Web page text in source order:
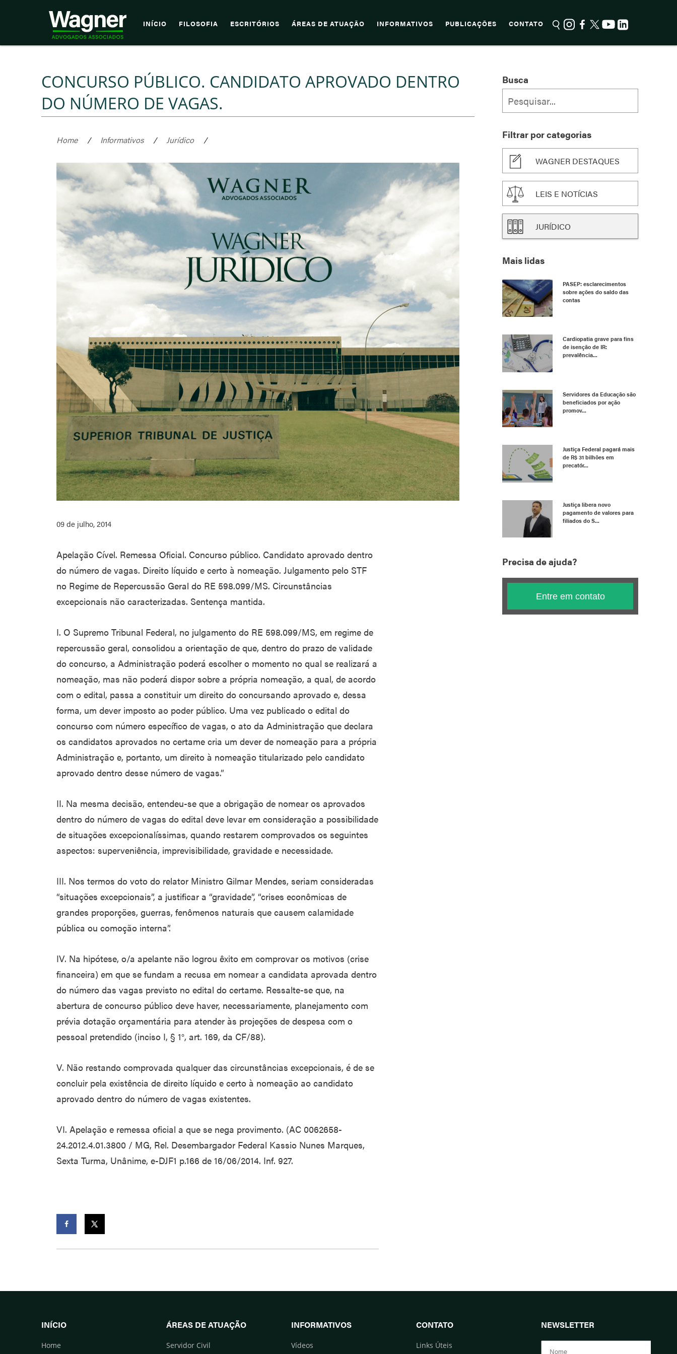
INÍCIO FILOSOFIA ESCRITÓRIOS ÁREAS DE ATUAÇÃO INFORMATIVOS PUBLICAÇÕES CONTATO
CONCURSO PÚBLICO. CANDIDATO APROVADO DENTRO
DO NÚMERO DE VAGAS.
Home / Informativos / Jurídico /
09 de julho, 2014
Apelação Cível. Remessa Oficial. Concurso público. Candidato aprovado dentro
do número de vagas. Direito líquido e certo à nomeação. Julgamento pelo STF
no Regime de Repercussão Geral do RE 598.099/MS. Circunstâncias
excepcionais não caracterizadas. Sentença mantida.
I. O Supremo Tribunal Federal, no julgamento do RE 598.099/MS, em regime de
repercussão geral, consolidou a orientação de que, dentro do prazo de validade
do concurso, a Administração poderá escolher o momento no qual se realizará a
nomeação, mas não poderá dispor sobre a própria nomeação, a qual, de acordo
com o edital, passa a constituir um direito do concursando aprovado e, dessa
forma, um dever imposto ao poder público. Uma vez publicado o edital do
concurso com número específico de vagas, o ato da Administração que declara
os candidatos aprovados no certame cria um dever de nomeação para a própria
Administração e, portanto, um direito à nomeação titularizado pelo candidato
aprovado dentro desse número de vagas.”
II. Na mesma decisão, entendeu-se que a obrigação de nomear os aprovados
dentro do número de vagas do edital deve levar em consideração a possibilidade
de situações excepcionalíssimas, quando restarem comprovados os seguintes
aspectos: superveniência, imprevisibilidade, gravidade e necessidade.
III. Nos termos do voto do relator Ministro Gilmar Mendes, seriam consideradas
“situações excepcionais”, a justificar a “gravidade”, “crises econômicas de
grandes proporções, guerras, fenômenos naturais que causem calamidade
pública ou comoção interna”.
IV. Na hipótese, o/a apelante não logrou êxito em comprovar os motivos (crise
financeira) em que se fundam a recusa em nomear a candidata aprovada dentro
do número das vagas previsto no edital do certame. Ressalte-se que, na
abertura de concurso público deve haver, necessariamente, planejamento com
prévia dotação orçamentária para atender às projeções de despesa com o
pessoal pretendido (inciso I, § 1°, art. 169, da CF/88).
V. Não restando comprovada qualquer das circunstâncias excepcionais, é de se
concluir pela existência de direito líquido e certo à nomeação ao candidato
aprovado dentro do número de vagas existentes.
VI. Apelação e remessa oficial a que se nega provimento. (AC 0062658-
24.2012.4.01.3800 / MG, Rel. Desembargador Federal Kassio Nunes Marques,
Sexta Turma, Unânime, e-DJF1 p.166 de 16/06/2014. Inf. 927.
Busca
Filtrar por categorias
WAGNER DESTAQUES
LEIS E NOTÍCIAS
JURÍDICO
Mais lidas
PASEP: esclarecimentos
sobre ações do saldo das
contas
Cardiopatia grave para fins
de isenção de IR:
prevalência...
Servidores da Educação são
beneficiados por ação
promov...
Justiça Federal pagará mais
de R$ 31 bilhões em
precatór...
Justiça libera novo
pagamento de valores para
filiados do S...
Precisa de ajuda?
Entre em contato
INÍCIO
Home
ÁREAS DE ATUAÇÃO
Servidor Civil
INFORMATIVOS
Vídeos
CONTATO
Links Úteis
NEWSLETTER